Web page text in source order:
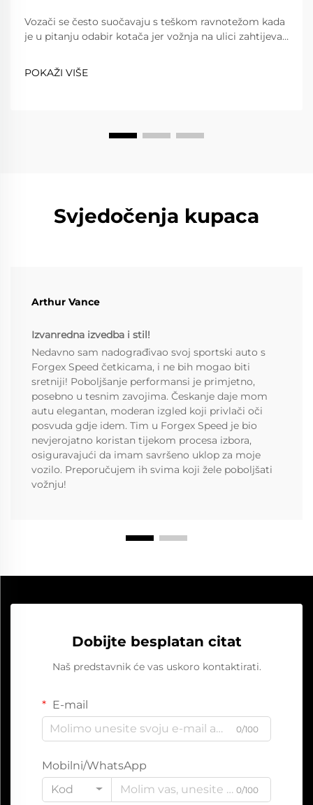
Vozači se često suočavaju s teškom ravnotežom kada
je u pitanju odabir kotača jer vožnja na ulici zahtijeva
propisa, dok vožnja na stazi zahtijeva iznimnu lakost,
snagu i preciznost. Kovanim kotačima...
POKAŽI VIŠE
Svjedočenja kupaca
Arthur Vance
Izvanredna izvedba i stil!
Nedavno sam nadograđivao svoj sportski auto s
Forgex Speed četkicama, i ne bih mogao biti
sretniji! Poboljšanje performansi je primjetno,
posebno u tesnim zavojima. Českanje daje mom
autu elegantan, moderan izgled koji privlači oči
posvuda gdje idem. Tim u Forgex Speed je bio
nevjerojatno koristan tijekom procesa izbora,
osiguravajući da imam savršeno uklop za moje
vozilo. Preporučujem ih svima koji žele poboljšati
vožnju!
Dobijte besplatan citat
Naš predstavnik će vas uskoro kontaktirati.
E-mail
0/100
Mobilni/WhatsApp
Kod
0/100